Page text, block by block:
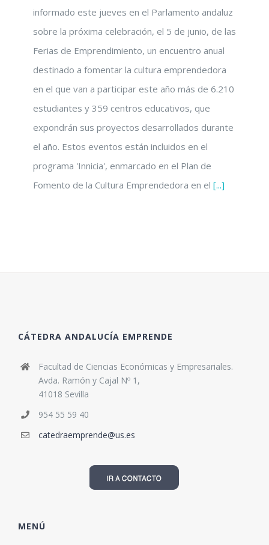
informado este jueves en el Parlamento andaluz
sobre la próxima celebración, el 5 de junio, de las
Ferias de Emprendimiento, un encuentro anual
destinado a fomentar la cultura emprendedora
en el que van a participar este año más de 6.210
estudiantes y 359 centros educativos, que
expondrán sus proyectos desarrollados durante
el año. Estos eventos están incluidos en el
programa 'Innicia', enmarcado en el Plan de
Fomento de la Cultura Emprendedora en el [...]
CÁTEDRA ANDALUCÍA EMPRENDE
Facultad de Ciencias Económicas y Empresariales.
Avda. Ramón y Cajal Nº 1,
41018 Sevilla
954 55 59 40
catedraemprende@us.es
MENÚ